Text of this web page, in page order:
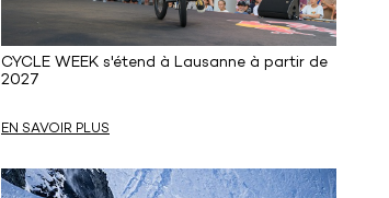
CYCLE WEEK s'étend à Lausanne à partir de
2027
EN SAVOIR PLUS